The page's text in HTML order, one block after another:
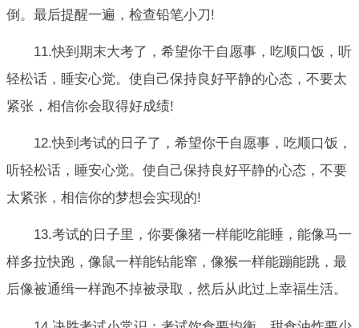
倒。最后提醒一遍，检查铅笔小刀!
11.快到期末大考了，希望你干自愿事，吃顺口饭，听
轻松话，睡安心觉。使自己保持良好平静的心态，不要太
紧张，相信你会取得好成绩!
12.快到考试的日子了，希望你干自愿事，吃顺口饭，
听轻松话，睡安心觉。使自己保持良好平静的心态，不要
太紧张，相信你的梦想会实现的!
13.考试的日子里，你要像猪一样能吃能睡，能像马一
样多拉快跑，像鼠一样能钻能窜，像猴一样能蹦能跳，最
后像被通缉一样跑不掉被录取，然后从此过上幸福生活。